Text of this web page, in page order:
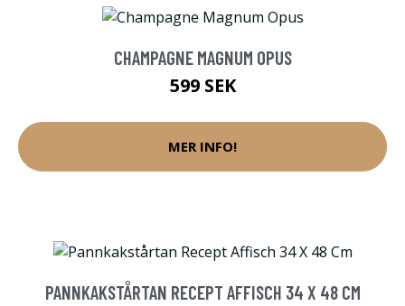
CHAMPAGNE MAGNUM OPUS
599 SEK
MER INFO!
PANNKAKSTÅRTAN RECEPT AFFISCH 34 X 48 CM